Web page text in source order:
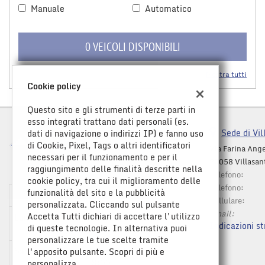
Manuale
Automatico
0 VEICOLI DISPONIBILI
Mostra tutti
Orario apertura
Lun-Ven:
9:00-12:30 / 14:30-
19:00
Sab:
9:00-12:30 / 14:30-
Sede di
Via Farina
20058
Telefono:
Telefono:
Cellulare:
Email:
Indicazioni
Cookie policy
Questo sito e gli strumenti di terze parti in
esso integrati trattano dati personali (es.
dati di navigazione o indirizzi IP) e fanno uso
di Cookie, Pixel, Tags o altri identificatori
necessari per il funzionamento e per il
raggiungimento delle finalità descritte nella
cookie policy, tra cui il miglioramento delle
funzionalità del sito e la pubblicità
personalizzata. Cliccando sul pulsante
Accetta Tutti dichiari di accettare l'utilizzo
di queste tecnologie. In alternativa puoi
personalizzare le tue scelte tramite
l'apposito pulsante. Scopri di più e
questi
di
si
rimanda
alla
cookie
policy.
Puoi
rivedere
modificare
scelte
qualsiasi
momento.
Leggi